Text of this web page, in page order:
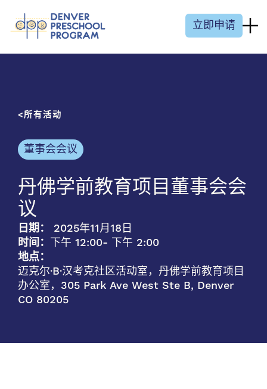
立即申请
所有活动
董事会会议
丹佛学前教育项目董事会会
议
日期：
2025年11月18日
时间： 下午 12:00- 下午 2:00
地点：
迈克尔·B·汉考克社区活动室，丹佛学前教育项目
办公室，305 Park Ave West Ste B, Denver
CO 80205